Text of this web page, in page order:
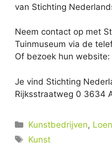
van Stichting
Neem contact op met
Tuinmuseum via de
Of bezoek hun website:
Je vind Stichting
Rijksstraatweg 0 3634
Categorieën
Kunstbedrijven,
Tags
Kunst